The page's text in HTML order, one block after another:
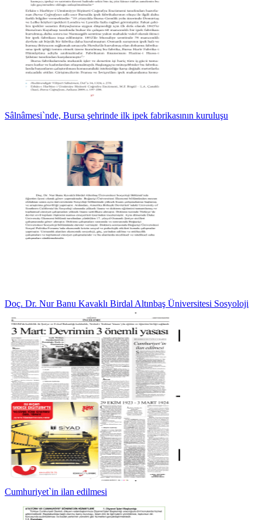
Sâlnâmesi`nde, Bursa şehrinde ilk ipek fabrikasının kuruluşu
Doç. Dr. Nur Banu Kavaklı Birdal Altınbaş Üniversitesi Sosyoloji
Cumhuriyet`in ilan edilmesi